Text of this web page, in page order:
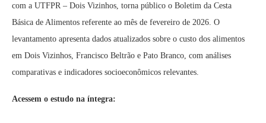
com a UTFPR – Dois Vizinhos, torna público o Boletim da Cesta
Básica de Alimentos referente ao mês de fevereiro de 2026. O
levantamento apresenta dados atualizados sobre o custo dos alimentos
em Dois Vizinhos, Francisco Beltrão e Pato Branco, com análises
comparativas e indicadores socioeconômicos relevantes.
Acessem o estudo na íntegra: